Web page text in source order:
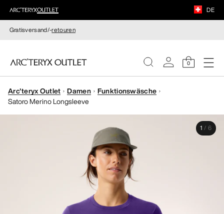
DE
Gratisversand/-retouren
0
DAMEN
Arc'teryx Outlet Damen
Funktionswäsche
Satoro Merino Longsleeve
1 / 6